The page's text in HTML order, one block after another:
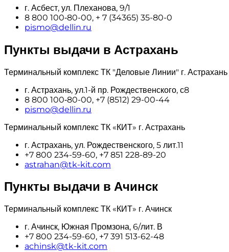
г. Асбест, ул. Плеханова, 9/1
8 800 100‑80-00, + 7 (34365) 35-80-0
pismo@dellin.ru
Пункты выдачи в Астрахань
Терминальный комплекс ТК "Деловые Линии" г. Астрахань
г. Астрахань, ул.1-й пр. Рождественского, с8
8 800 100‑80-00, +7 (8512) 29-00-44
pismo@dellin.ru
Терминальный комплекс ТК «КИТ» г. Астрахань
г. Астрахань, ул. Рождественского, 5 лит.11
+7 800 234-59-60, +7 851 228-89-20
astrahan@tk-kit.com
Пункты выдачи в Ачинск
Терминальный комплекс ТК «КИТ» г. Ачинск
г. Ачинск, Южная Промзона, 6/лит. В
+7 800 234-59-60, +7 391 513-62-48
achinsk@tk-kit.com